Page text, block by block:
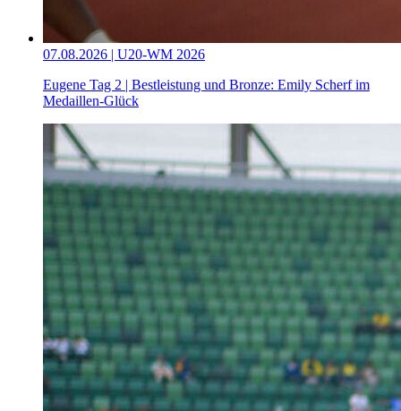
07.08.2026 | U20-WM 2026
Eugene Tag 2 | Bestleistung und Bronze: Emily Scherf im
Medaillen-Glück